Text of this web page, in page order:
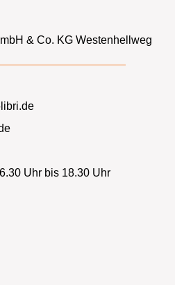
& Co. KG Westenhellweg
Uhr bis 18.30 Uhr